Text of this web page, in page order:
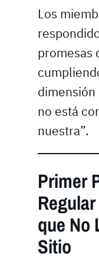
Los
promesas
no está
nuestra”.
Primer
que No
Sitio